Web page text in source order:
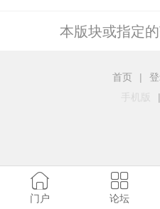
本版块或指定
首页 |
手机版
|
门户 论坛